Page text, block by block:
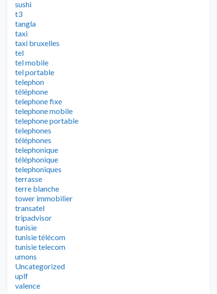
sushi
t3
tangla
taxi
taxi bruxelles
tel
tel mobile
tel portable
telephon
téléphone
telephone fixe
telephone mobile
telephone portable
telephones
téléphones
telephonique
téléphonique
telephoniques
terrasse
terre blanche
tower immobilier
transatel
tripadvisor
tunisie
tunisie télécom
tunisie telecom
umons
Uncategorized
uplf
valence